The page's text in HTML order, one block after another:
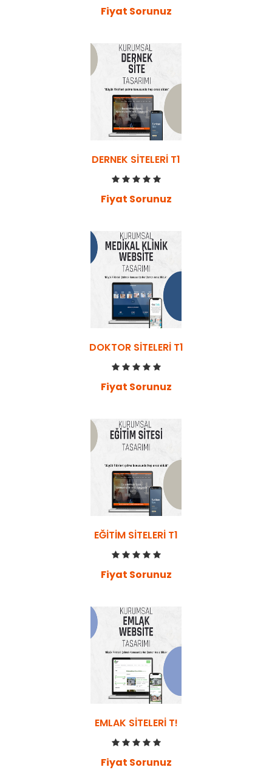
Fiyat Sorunuz
DERNEK SITELERI T1
Fiyat Sorunuz
DOKTOR SITELERI T1
Fiyat Sorunuz
EĞITIM SITELERI T1
Fiyat Sorunuz
EMLAK SITELERI T!
Fiyat Sorunuz